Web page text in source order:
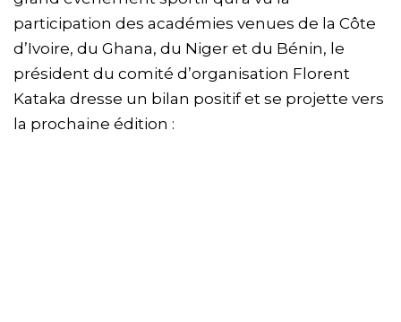
participation des académies venues de la Côte
d’Ivoire, du Ghana, du Niger et du Bénin, le
président du comité d’organisation Florent
Kataka dresse un bilan positif et se projette vers
la prochaine édition :